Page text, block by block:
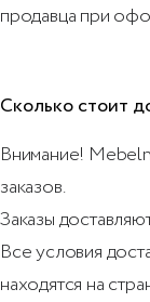
продавца при
Сколько стоит
Внимание!
заказов.
Заказы
Все условия
находятся на